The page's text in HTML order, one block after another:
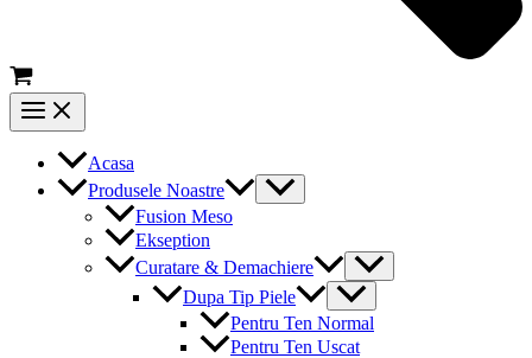
Main
Menu
Acasa
Produsele Noastre
Menu
Toggle
Fusion Meso
Ekseption
Curatare & Demachiere
Menu
Toggle
Dupa Tip Piele
Menu
Toggle
Pentru Ten Normal
Pentru Ten Uscat